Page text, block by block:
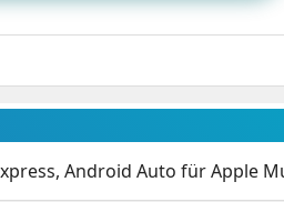
Android Auto für Apple